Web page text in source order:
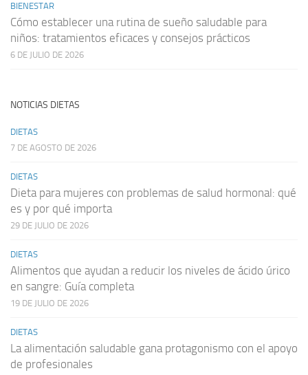
BIENESTAR
Cómo establecer una rutina de sueño saludable para
niños: tratamientos eficaces y consejos prácticos
6 DE JULIO DE 2026
NOTICIAS DIETAS
DIETAS
7 DE AGOSTO DE 2026
DIETAS
Dieta para mujeres con problemas de salud hormonal: qué
es y por qué importa
29 DE JULIO DE 2026
DIETAS
Alimentos que ayudan a reducir los niveles de ácido úrico
en sangre: Guía completa
19 DE JULIO DE 2026
DIETAS
La alimentación saludable gana protagonismo con el apoyo
de profesionales